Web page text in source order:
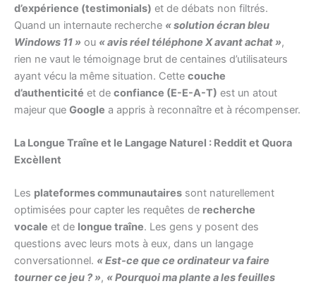
d’expérience (testimonials) et de débats non filtrés.
Quand un internaute recherche « solution écran bleu
Windows 11 » ou « avis réel téléphone X avant achat »,
rien ne vaut le témoignage brut de centaines d’utilisateurs
ayant vécu la même situation. Cette couche
d’authenticité et de confiance (E-E-A-T) est un atout
majeur que Google a appris à reconnaître et à récompenser.
La Longue Traîne et le Langage Naturel : Reddit et Quora
Excèllent
Les plateformes communautaires sont naturellement
optimisées pour capter les requêtes de recherche
vocale et de longue traîne. Les gens y posent des
questions avec leurs mots à eux, dans un langage
conversationnel. « Est-ce que ce ordinateur va faire
tourner ce jeu ? », « Pourquoi ma plante a les feuilles